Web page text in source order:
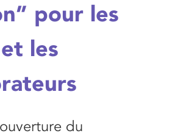
pour les
les
du